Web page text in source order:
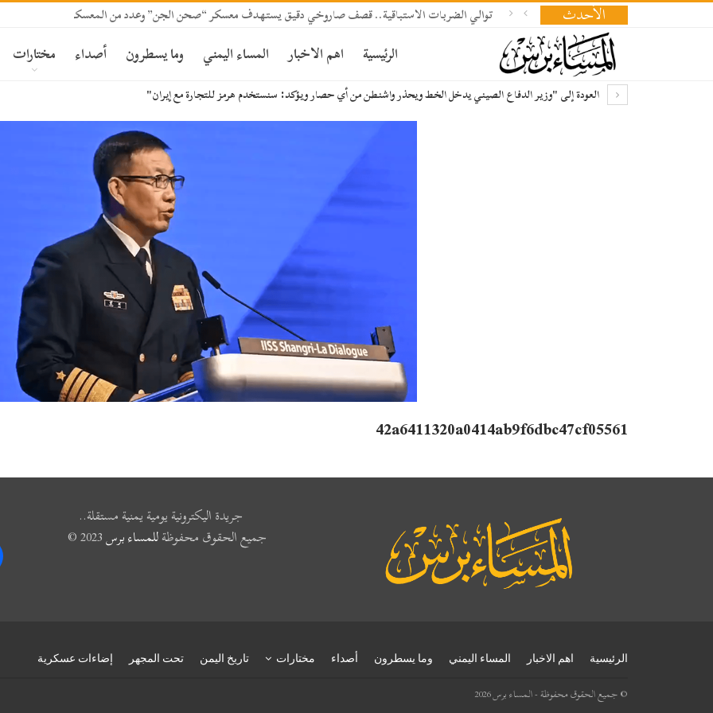
الأحدث توالي الضربات الاستباقية.. قصف صاروخي دقيق يستهدف معسكر “صحن الجن” وعدد من المعسكرات بمأرب
الرئيسية اهم الاخبار المساء اليمني وما يسطرون أصداء مختارات
العودة إلى "وزير الدفاع الصيني يدخل الخط ويحذر واشنطن من أي حصار ويؤكد: سنستخدم هرمز للتجارة مع إيران"
42a6411320a0414ab9f6dbc47cf05561
جريدة اليكترونية يومية يمنية مستقلة..
جميع الحقوق محفوظةللمساء برس
الرئيسية اهم الاخبار المساء اليمني وما يسطرون أصداء مختارات تاريخ اليمن تحت المجهر إضاءات عسكرية
© جميع الحقوق محفوظة - المساء برس 2026